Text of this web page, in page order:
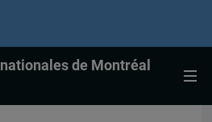
de Montréal